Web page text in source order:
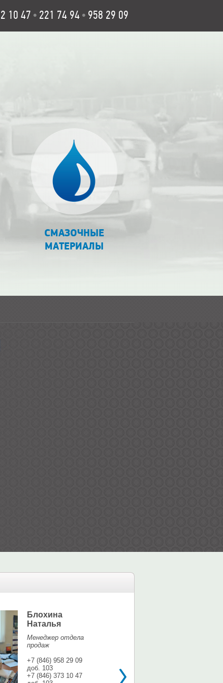
10 47 • 221 74 94 • 958 29 09
СМАЗОЧНЫЕ
МАТЕРИАЛЫ
Блохина
Наталья
Менеджер отдела
продаж
+7 (846) 958 29 09
доб. 103
+7 (846) 373 10 47